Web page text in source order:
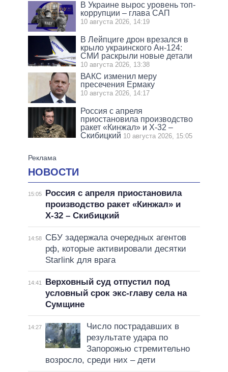
В Украине вырос уровень топ-
коррупции – глава САП
10 августа 2026, 14:19
В Лейпциге дрон врезался в
крыло украинского Ан-124:
СМИ раскрыли новые детали
10 августа 2026, 13:38
ВАКС изменил меру
пресечения Ермаку
10 августа 2026, 14:17
Россия с апреля
приостановила производство
ракет «Кинжал» и Х-32 –
Скибицкий 10 августа 2026, 15:05
НОВОСТИ
15:05
Россия с апреля приостановила
производство ракет «Кинжал» и
Х-32 – Скибицкий
14:58
СБУ задержала очередных агентов
рф, которые активировали десятки
Starlink для врага
14:41
Верховный суд отпустил под
условный срок экс-главу села на
Сумщине
14:27
Число пострадавших в
результате удара по
Запорожью стремительно
возросло, среди них – дети